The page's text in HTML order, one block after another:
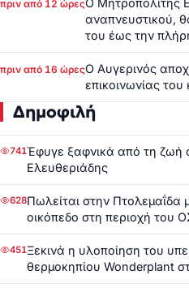
πριν από 12 ώρεςΟ Μητροπολίτης
αναπνευστικού,
του έως την
πριν από 16 ώρεςΟ Αυγερινός
επικοινωνίας
Δημοφιλή
741Έφυγε ξαφνικά από τη ζωή
Ελευθεριάδης
628Πωλείται στην Πτολεμαΐδα
οικόπεδο στη περιοχή του
451Ξεκινά η υλοποίηση του
θερμοκηπίου Wonderplant